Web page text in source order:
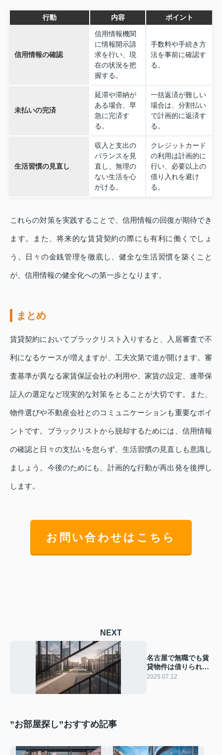
行動 内容 ポイント
信用情報の確認
信用情報機関
に情報開示請
求を行い、現
在の状況を把
握する。
手数料や手続き方
法を事前に確認す
る。
未払いの完済
延滞や滞納が
ある場合、早
急に完済す
る。
一括返済が難しい
場合は、分割払い
で計画的に返済す
る。
生活習慣の見直し
収入と支出の
バランスを見
直し、無理の
ない生活を心
がける。
クレジットカード
の利用は計画的に
行い、必要以上の
借り入れを避け
る。
これらの対策を実践することで、信用情報の回復が期待でき
ます。また、将来的な賃貸契約の際にも有利に働くでしょ
う。日々の金銭管理を徹底し、健全な生活習慣を築くこと
が、信用情報の健全化への第一歩となります。
まとめ
賃貸契約においてブラックリスト入りすると、入居審査で不
利になるケースが増えますが、工夫次第で道が開けます。審
査基準が異なる家賃保証会社の利用や、家賃の設定、連帯保
証人の選定など現実的な対策をとることが大切です。また、
物件選びや不動産会社とのコミュニケーションも重要なポイ
ントです。ブラックリストから脱却するためには、信用情報
の確認と日々の支払いを怠らず、生活習慣の見直しも意識し
ましょう。今後のためにも、計画的な行動が再出発を後押し
します。
お問い合わせはこちら
NEXT
名古屋で無職でも賃
貸物件は借りられ
る？審査や物件選び
2025.07.12
”お部屋探し”おすすめ記事